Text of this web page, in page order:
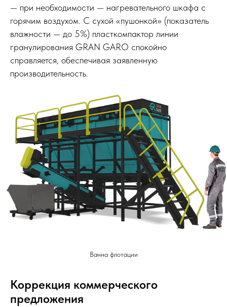
— при необходимости — нагревательного шкафа с
горячим воздухом. С сухой «пушонкой» (показатель
влажности — до 5%) пласткомпактор линии
гранулирования GRAN GARO спокойно
справляется, обеспечивая заявленную
производительность.
Ванна флотации
Коррекция коммерческого
предложения